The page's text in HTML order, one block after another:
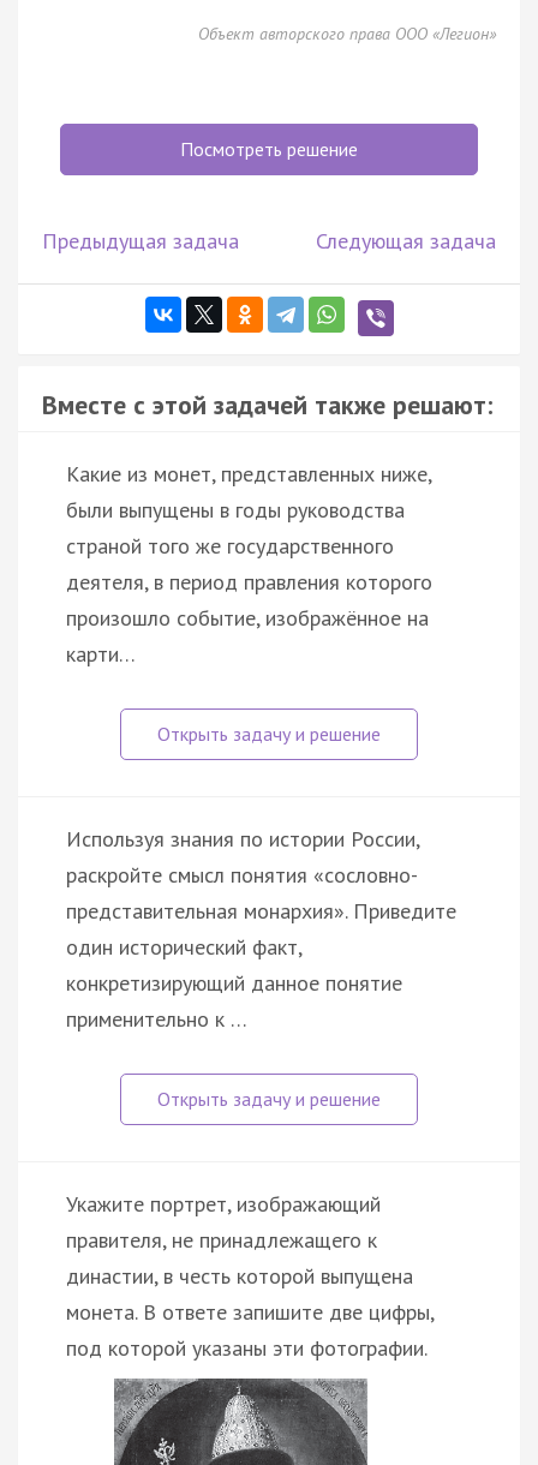
Объект авторского права ООО «Легион»
Посмотреть решение
Предыдущая задача Следующая задача
Вместе с этой задачей также решают:
Какие из монет, представленных ниже,
были выпущены в годы руководства
страной того же государственного
деятеля, в период правления которого
произошло событие, изображённое на
карти…
Используя знания по истории России,
раскройте смысл понятия «сословно-
представительная монархия». Приведите
один исторический факт,
конкретизирующий данное понятие
применительно к …
Укажите портрет, изображающий
правителя, не принадлежащего к
династии, в честь которой выпущена
монета. В ответе запишите две цифры,
под которой указаны эти фотографии.